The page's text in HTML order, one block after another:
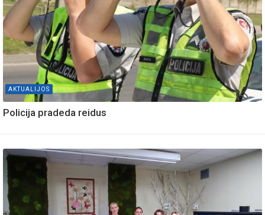
AKTUALIJOS
Policija pradeda reidus